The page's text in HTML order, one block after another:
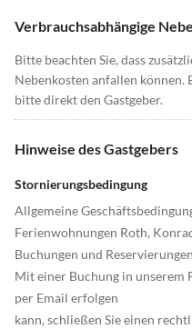
Verbrauchsabhängige
Bitte beachten Sie, dass
Nebenkosten anfallen können.
bitte direkt den Gastgeber.
Hinweise des Gastgebers
Stornierungsbedingung
Allgemeine
Ferienwohnungen Roth,
Buchungen und Reservierungen
Mit einer Buchung in unserem
per Email erfolgen
kann, schließen Sie einen